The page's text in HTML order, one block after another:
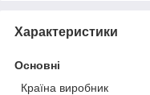
Характеристики
Основні
Країна виробник